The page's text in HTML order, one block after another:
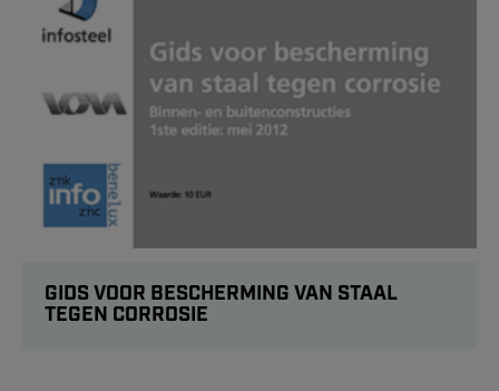
GIDS VOOR BESCHERMING VAN STAAL
TEGEN CORROSIE